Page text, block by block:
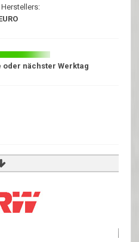
Herstellers:
nächster Werktag